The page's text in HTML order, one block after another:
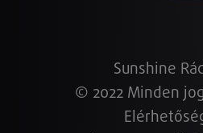
Sunshine
© 2022 Minden